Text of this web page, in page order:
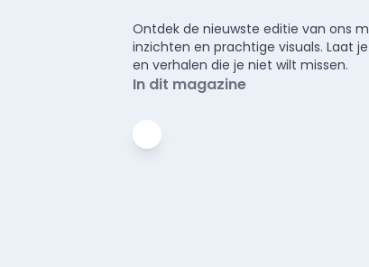
Ontdek de nieuwste editie van ons
inzichten en prachtige visuals. Laat
en verhalen die je niet wilt missen.
In dit magazine